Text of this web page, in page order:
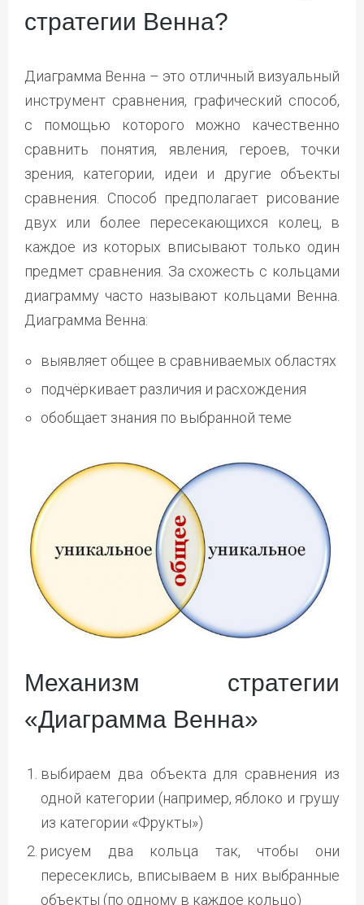
стратегии Венна?
Диаграмма Венна – это отличный визуальный
инструмент сравнения, графический способ,
с помощью которого можно качественно
сравнить понятия, явления, героев, точки
зрения, категории, идеи и другие объекты
сравнения. Способ предполагает рисование
двух или более пересекающихся колец, в
каждое из которых вписывают только один
предмет сравнения. За схожесть с кольцами
диаграмму часто называют кольцами Венна.
Диаграмма Венна:
выявляет общее в сравниваемых областях
подчёркивает различия и расхождения
обобщает знания по выбранной теме
Механизм стратегии
«Диаграмма Венна»
выбираем два объекта для сравнения из
одной категории (например, яблоко и грушу
из категории «Фрукты»)
рисуем два кольца так, чтобы они
пересеклись, вписываем в них выбранные
объекты (по одному в каждое кольцо)